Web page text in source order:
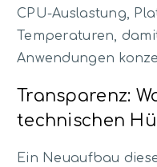
CPU-Auslastung,
Temperaturen,
Anwendungen
Transparenz:
technischen
Ein Neuaufbau